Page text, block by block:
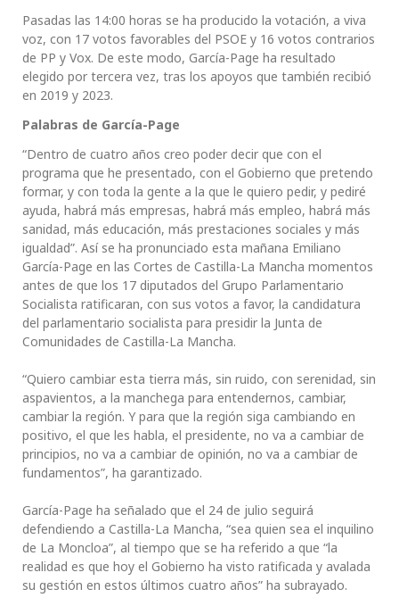
Pasadas las 14:00 horas se ha producido la votación, a viva
voz, con 17 votos favorables del PSOE y 16 votos contrarios
de PP y Vox. De este modo, García-Page ha resultado
elegido por tercera vez, tras los apoyos que también recibió
en 2019 y 2023.
Palabras de García-Page
“Dentro de cuatro años creo poder decir que con el
programa que he presentado, con el Gobierno que pretendo
formar, y con toda la gente a la que le quiero pedir, y pediré
ayuda, habrá más empresas, habrá más empleo, habrá más
sanidad, más educación, más prestaciones sociales y más
igualdad”. Así se ha pronunciado esta mañana Emiliano
García-Page en las Cortes de Castilla-La Mancha momentos
antes de que los 17 diputados del Grupo Parlamentario
Socialista ratificaran, con sus votos a favor, la candidatura
del parlamentario socialista para presidir la Junta de
Comunidades de Castilla-La Mancha.
“Quiero cambiar esta tierra más, sin ruido, con serenidad, sin
aspavientos, a la manchega para entendernos, cambiar,
cambiar la región. Y para que la región siga cambiando en
positivo, el que les habla, el presidente, no va a cambiar de
principios, no va a cambiar de opinión, no va a cambiar de
fundamentos”, ha garantizado.
García-Page ha señalado que el 24 de julio seguirá
defendiendo a Castilla-La Mancha, “sea quien sea el inquilino
de La Moncloa”, al tiempo que se ha referido a que “la
realidad es que hoy el Gobierno ha visto ratificada y avalada
su gestión en estos últimos cuatro años” ha subrayado.